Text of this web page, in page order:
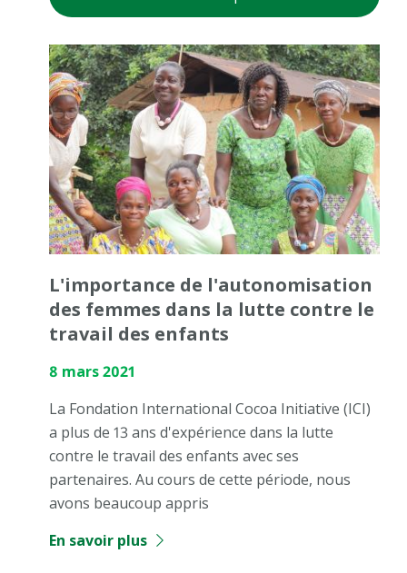
L'importance de l'autonomisation
des femmes dans la lutte contre le
travail des enfants
8 mars 2021
La Fondation International Cocoa Initiative (ICI)
a plus de 13 ans d'expérience dans la lutte
contre le travail des enfants avec ses
partenaires. Au cours de cette période, nous
avons beaucoup appris
En savoir plus